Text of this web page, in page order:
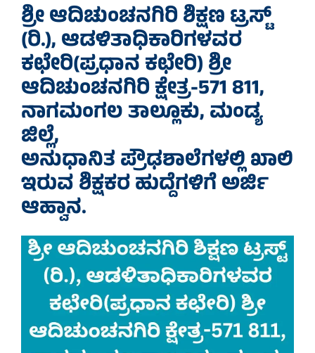
ಶ್ರೀ ಆದಿಚುಂಚನಗಿರಿ ಶಿಕ್ಷಣ ಟ್ರಸ್ಟ್
(ರಿ.), ಆಡಳಿತಾಧಿಕಾರಿಗಳವರ
ಕಛೇರಿ(ಪ್ರಧಾನ ಕಛೇರಿ) ಶ್ರೀ
ಆದಿಚುಂಚನಗಿರಿ ಕ್ಷೇತ್ರ-571 811,
ನಾಗಮಂಗಲ ತಾಲ್ಲೂಕು, ಮಂಡ್ಯ
ಜಿಲ್ಲೆ,
ಅನುಧಾನಿತ ಪ್ರೌಢಶಾಲೆಗಳಲ್ಲಿ ಖಾಲಿ
ಇರುವ ಶಿಕ್ಷಕರ ಹುದ್ದೆಗಳಿಗೆ ಅರ್ಜಿ
ಆಹ್ವಾನ.